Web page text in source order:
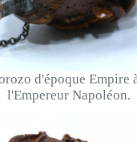
d'époque Empire
l'Empereur Napoléon.